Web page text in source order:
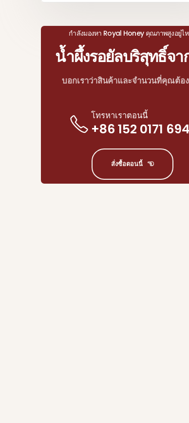
กำลังมองหา Royal Honey คุณภาพสูงอยู่ไ
น้ำผึ้งรอยัลบริสุทธิ์จา
บอกเราว่าสินค้าและจำนวนที่คุณต้อ
โทรหาเราตอนนี้
+86 152 0171
สั่งซื้อตอนนี้